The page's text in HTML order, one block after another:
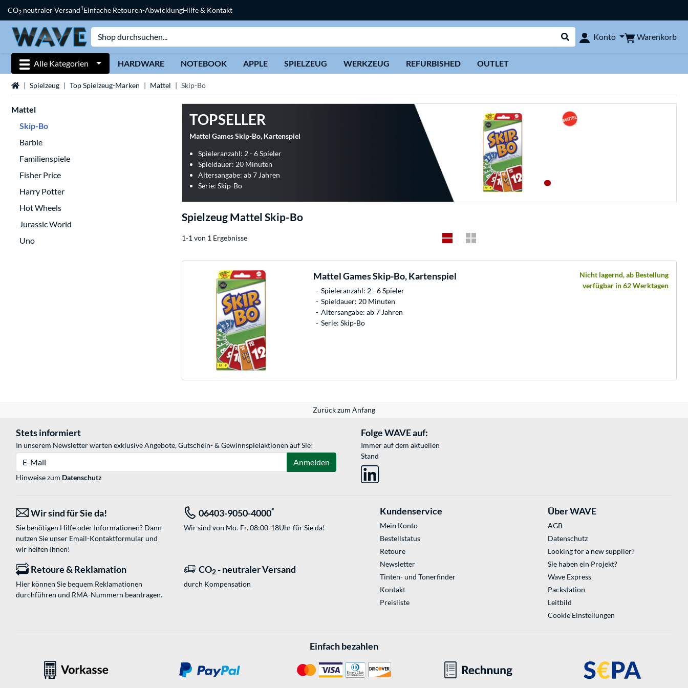
CO2 neutraler Versand1Einfache Retouren-AbwicklungHilfe & Kontakt
Suche durchführen
Konto Warenkorb
Alle Kategorien HARDWARE NOTEBOOK APPLE SPIELZEUG WERKZEUG REFURBISHED OUTLET
StartseiteSpielzeug Top Spielzeug-Marken Mattel Skip-Bo
Mattel
Skip-Bo
Barbie
Familienspiele
Fisher Price
Harry Potter
Hot Wheels
Jurassic World
Uno
TOPSELLER
Mattel Games Skip-Bo, Kartenspiel
Spieleranzahl: 2 - 6 Spieler
Spieldauer: 20 Minuten
Altersangabe: ab 7 Jahren
Serie: Skip-Bo
Spielzeug Mattel Skip-Bo
1-1 von 1 Ergebnisse
Mattel GamesSkip-Bo, Kartenspiel
Spieleranzahl: 2 - 6 Spieler
Spieldauer: 20 Minuten
Altersangabe: ab 7 Jahren
Serie: Skip-Bo
Nicht lagernd, ab Bestellung
verfügbar in 62 Werktagen
Zurück zum Anfang
Stets informiert
In unserem Newsletter warten exklusive Angebote, Gutschein- & Gewinnspielaktionen auf Sie!
Anmelden
Hinweise zum Datenschutz
Folge WAVE auf:
Immer auf dem aktuellen
Stand
Wir sind für Sie da!
Sie benötigen Hilfe oder Informationen? Dann
nutzen Sie unser Email-Kontaktformularund
wir helfen Ihnen!
06403-9050-4000*
Wir sind von Mo.-Fr. 08:00-18Uhr für Sie da!
Retoure & Reklamation
Hier können Sie bequem Reklamationen
durchführen und RMA-Nummern beantragen.
CO2 - neutraler Versand
durch Kompensation
Kundenservice
Mein Konto
Bestellstatus
Retoure
Newsletter
Tinten- und Tonerfinder
Kontakt
Preisliste
Über WAVE
AGB
Datenschutz
Looking for a new supplier?
Sie haben ein Projekt?
Wave Express
Packstation
Leitbild
Cookie Einstellungen
Einfach bezahlen